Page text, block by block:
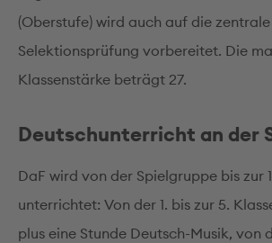
(Oberstufe) wird auch auf die
Selektionsprüfung vorbereitet. Die
Klassenstärke beträgt 27.
Deutschunterricht an der
DaF wird von der Spielgruppe bis zur
unterrichtet: Von der 1. bis zur 5.
plus eine Stunde Deutsch-Musik, von